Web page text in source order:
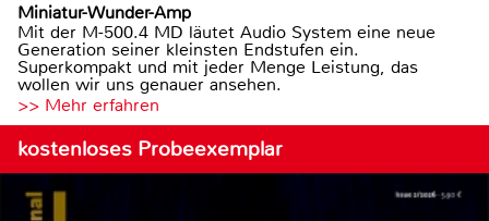
Miniatur-Wunder-Amp
Mit der M-500.4 MD läutet Audio System eine neue
Generation seiner kleinsten Endstufen ein.
Superkompakt und mit jeder Menge Leistung, das
wollen wir uns genauer ansehen.
>> Mehr erfahren
kostenloses Probeexemplar